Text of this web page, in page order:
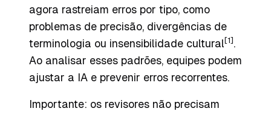
agora rastreiam erros por tipo, como
problemas de precisão, divergências de
terminologia ou insensibilidade cultural [1] .
Ao analisar esses padrões, equipes podem
ajustar a IA e prevenir erros recorrentes.
Importante: os revisores não precisam